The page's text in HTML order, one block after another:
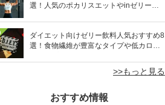
選！人気のポカリスエットやinゼリーな
ダイエット向けゼリー飲料人気おすすめ8
選！食物繊維が豊富なタイプや低カロリ
>>もっと見る
おすすめ情報